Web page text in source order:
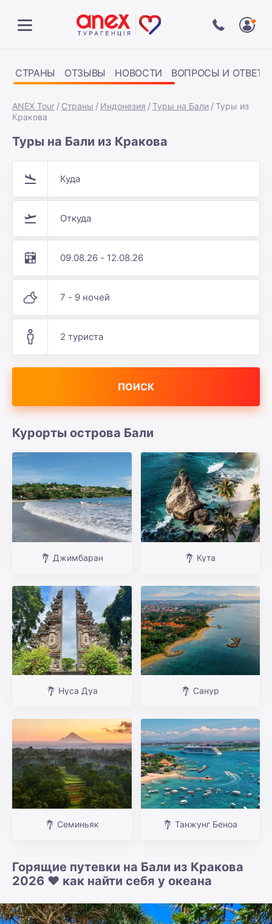
СТРАНЫ ОТЗЫВЫ НОВОСТИ ВОПРОСЫ И ОТВЕТЫ
ANEX Tour Страны Индонезия Туры на Бали
Туры из
Кракова
Туры на Бали из Кракова
Куда
Откуда
09.08.26 - 12.08.26
7 - 9 ночей
2 туриста
ПОИСК
Курорты острова Бали
Джимбаран Кута
Нуса Дуа Санур
Семиньяк Танжунг Беноа
Горящие путевки на Бали из Кракова
2026 ❤️ как найти себя у океана